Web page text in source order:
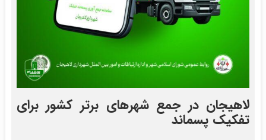
لاهیجان در جمع شهرهای برتر کشور برای
تفکیک پسماند